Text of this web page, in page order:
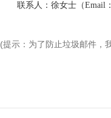
联系人：徐女士（Email
(提示：为了防止垃圾邮件，